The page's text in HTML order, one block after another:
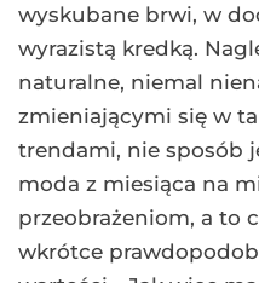
wyskubane brwi, w
wyrazistą kredką.
naturalne, niemal
zmieniającymi się w
trendami, nie sposób
moda z miesiąca na
przeobrażeniom, a to
wkrótce